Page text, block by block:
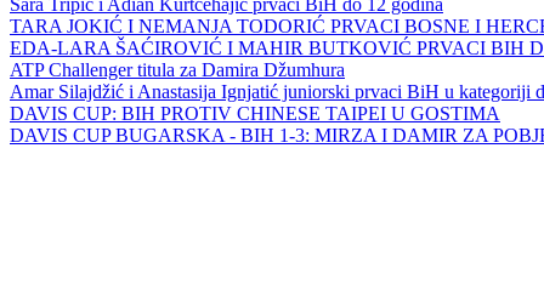
Sara Tripić i Adian Kurtćehajić prvaci BiH do 12 godina
TARA JOKIĆ I NEMANJA TODORIĆ PRVACI BOSNE I
EDA-LARA ŠAĆIROVIĆ I MAHIR BUTKOVIĆ PRVACI BIH
ATP Challenger titula za Damira Džumhura
Amar Silajdžić i Anastasija Ignjatić juniorski prvaci BiH u kategoriji
DAVIS CUP: BIH PROTIV CHINESE TAIPEI U GOSTIMA
DAVIS CUP BUGARSKA - BIH 1-3: MIRZA I DAMIR ZA